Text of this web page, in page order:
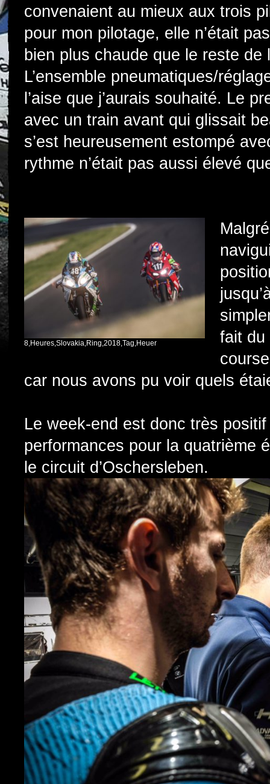
convenaient au mieux aux trois
pour mon pilotage, elle n’était
bien plus chaude que le reste de
L’ensemble pneumatiques/
l’aise que j’aurais souhaité. Le
avec un train avant qui glissait
s’est heureusement estompé
rythme n’était pas aussi élevé
8,Heures,Slovakia,Ring,2018,Tag,Heuer
fait du
car nous avons pu voir quels
Le week-end est donc très
performances pour la quatrième
le circuit d’Oschersleben.